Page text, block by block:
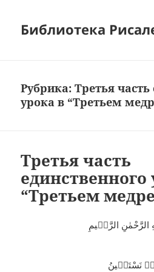
Библиотека
Рубрика:Третья часть
урока в “Третьем
Третья часть
единственного
“Третьем
الرَّحْمٰنِ الرَّحٖيمِ
نَسْتَعٖينُ